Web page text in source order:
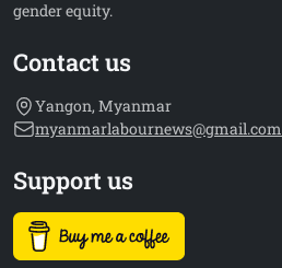
gender equity.
Contact us
Yangon, Myanmar
myanmarlabournews@gmail.com
Support us